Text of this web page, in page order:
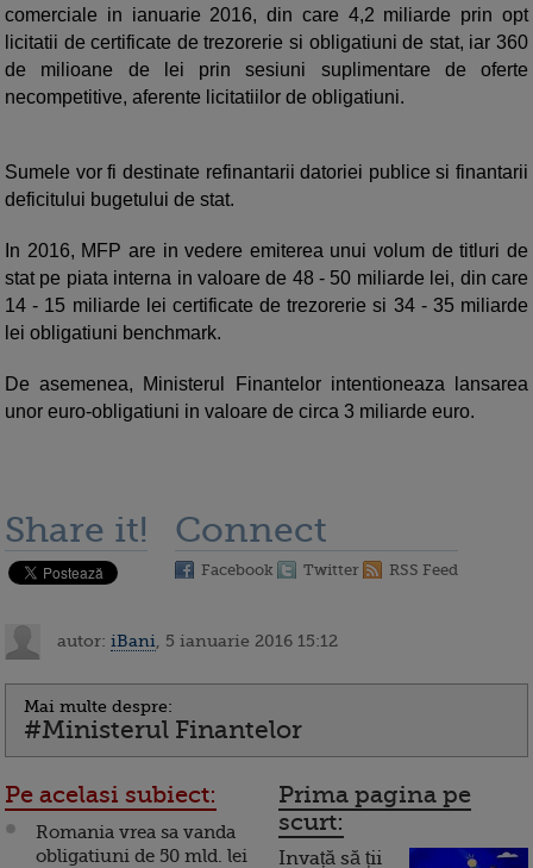
comerciale in ianuarie 2016, din care 4,2 miliarde prin opt
licitatii de certificate de trezorerie si obligatiuni de stat, iar 360
de milioane de lei prin sesiuni suplimentare de oferte
necompetitive, aferente licitatiilor de obligatiuni.
Sumele vor fi destinate refinantarii datoriei publice si finantarii
deficitului bugetului de stat.
In 2016, MFP are in vedere emiterea unui volum de titluri de
stat pe piata interna in valoare de 48 - 50 miliarde lei, din care
14 - 15 miliarde lei certificate de trezorerie si 34 - 35 miliarde
lei obligatiuni benchmark.
De asemenea, Ministerul Finantelor intentioneaza lansarea
unor euro-obligatiuni in valoare de circa 3 miliarde euro.
Share it! Connect
Facebook Twitter RSS Feed
autor: iBani , 5 ianuarie 2016 15:12
Mai multe despre:
#Ministerul Finantelor
Pe acelasi subiect:
Romania vrea sa vanda
obligatiuni de 50 mld. lei
Prima pagina pe
scurt:
Invață să ții